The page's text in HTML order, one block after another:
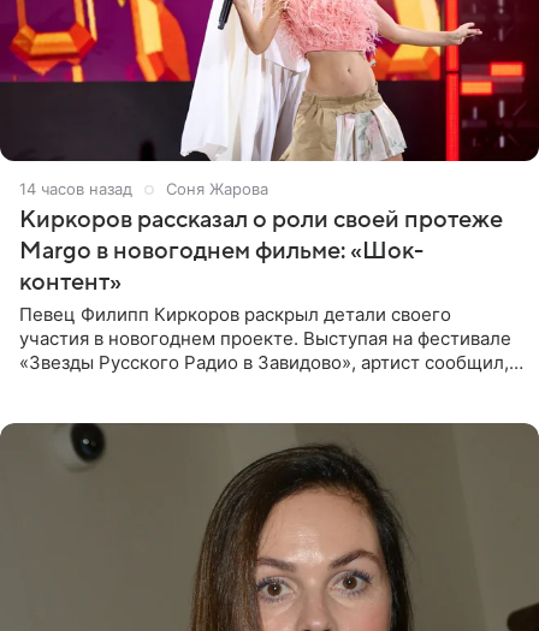
14 часов назад Соня Жарова
Киркоров рассказал о роли своей протеже
Margo в новогоднем фильме: «Шок-
контент»
Певец Филипп Киркоров раскрыл детали своего
участия в новогоднем проекте. Выступая на фестивале
«Звезды Русского Радио в Завидово», артист сообщил,